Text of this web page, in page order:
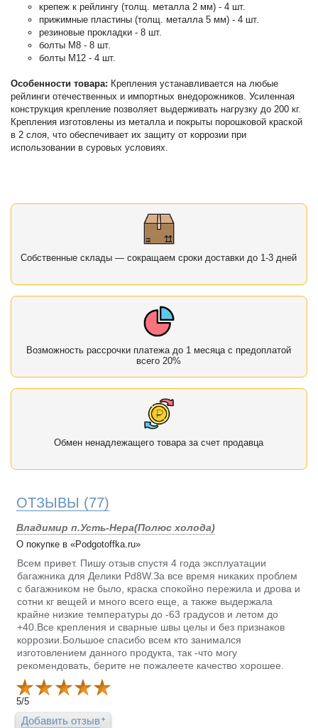
крепеж к рейлингу (толщ. металла 2 мм) - 4 шт.
прижимные пластины (толщ. металла 5 мм) - 4 шт.
резиновые прокладки - 8 шт.
болты М8 - 8 шт.
болты М12 - 4 шт.
Особенности товара: Крепления устанавливается на любые
рейлинги отечественных и импортных внедорожников. Усиленная
конструкция крепление позволяет выдерживать нагрузку до 200 кг.
Крепления изготовлены из металла и покрыты порошковой краской
в 2 слоя, что обеспечивает их защиту от коррозии при
использовании в суровых условиях.
Собственные склады — сокращаем сроки доставки до 1-3 дней
Возможность рассрочки платежа до 1 месяца с предоплатой
всего 20%
Обмен ненадлежащего товара за счет продавца
ОТЗЫВЫ (77)
Владимир п.Усть-Нера(Полюс холода)
О покупке в «Podgotoffka.ru»
Всем привет. Пишу отзыв спустя 4 года эксплуатации
багажника для Делики Pd8W.За все время никаких проблем
с багажником не было, краска спокойно пережила и дрова и
сотни кг вещей и много всего еще, а также выдержала
крайне низкие температуры до -63 градусов и летом до
+40.Все крепления и сварные швы целы и без признаков
коррозии.Большое спасибо всем кто занимался
изготовлением данного продукта, так -что могу
рекомендовать, берите не пожалеете качество хорошее.
5/5
Добавить отзыв